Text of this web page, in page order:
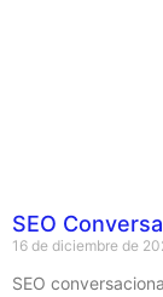
SEO
16 de diciembre de
SEO